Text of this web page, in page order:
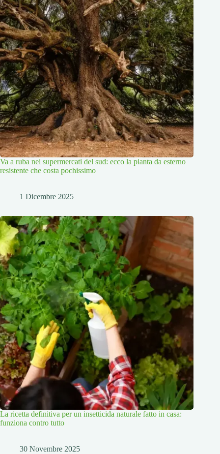
Va a ruba nei supermercati del sud: ecco la pianta da esterno
resistente che costa pochissimo
1 Dicembre 2025
La ricetta definitiva per un insetticida naturale fatto in casa:
funziona contro tutto
30 Novembre 2025